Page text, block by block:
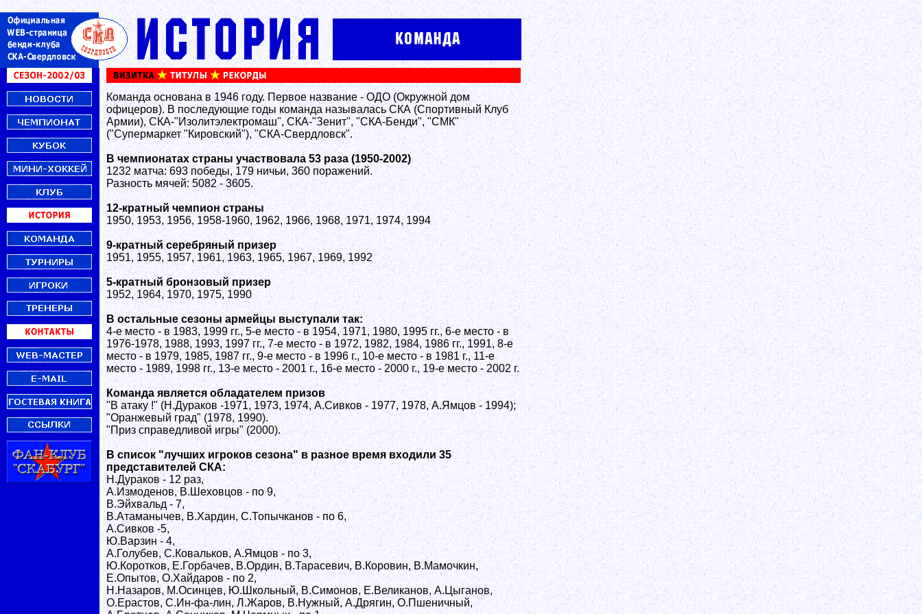
Команда основана в 1946 году. Первое название - ОДО (Окружной дом
офицеров). В последующие годы команда называлась СКА (Спортивный Клуб
Армии), СКА-"Изолитэлектромаш", СКА-"Зенит", "СКА-Бенди", "СМК"
("Супермаркет "Кировский"), "СКА-Свердловск".
В чемпионатах страны участвовала 53 раза (1950-2002)
1232 матча: 693 победы, 179 ничьи, 360 поражений.
Разность мячей: 5082 - 3605.
12-кратный чемпион страны
1950, 1953, 1956, 1958-1960, 1962, 1966, 1968, 1971, 1974, 1994
9-кратный серебряный призер
1951, 1955, 1957, 1961, 1963, 1965, 1967, 1969, 1992
5-кратный бронзовый призер
1952, 1964, 1970, 1975, 1990
В остальные сезоны армейцы выступали так:
4-е место - в 1983, 1999 гг., 5-е место - в 1954, 1971, 1980, 1995 гг., 6-е место - в
1976-1978, 1988, 1993, 1997 гг., 7-е место - в 1972, 1982, 1984, 1986 гг., 1991, 8-е
место - в 1979, 1985, 1987 гг., 9-е место - в 1996 г., 10-е место - в 1981 г., 11-е
место - 1989, 1998 гг., 13-е место - 2001 г., 16-е место - 2000 г., 19-е место - 2002 г.
Команда является обладателем призов
"В атаку !" (Н.Дураков -1971, 1973, 1974, А.Сивков - 1977, 1978, А.Ямцов - 1994);
"Оранжевый град" (1978, 1990).
"Приз справедливой игры" (2000).
В список "лучших игроков сезона" в разное время входили 35
представителей СКА:
Н.Дураков - 12 раз,
А.Измоденов, В.Шеховцов - по 9,
В.Эйхвальд - 7,
В.Атаманычев, В.Хардин, С.Топычканов - по 6,
А.Сивков -5,
Ю.Варзин - 4,
А.Голубев, С.Ковальков, А.Ямцов - по 3,
Ю.Коротков, Е.Горбачев, В.Ордин, В.Тарасевич, В.Коровин, В.Мамочкин,
Е.Опытов, О.Хайдаров - по 2,
Н.Назаров, М.Осинцев, Ю.Школьный, В.Симонов, Е.Великанов, А.Цыганов,
О.Ерастов, С.Ин-фа-лин, Л.Жаров, В.Нужный, А.Дрягин, О.Пшеничный,